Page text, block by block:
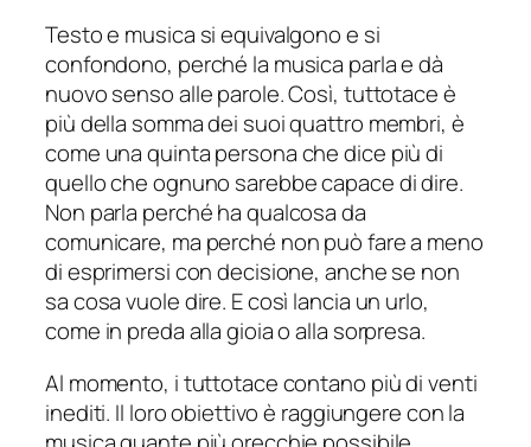
Testo e musica si equivalgono e si
confondono, perché la musica parla e dà
nuovo senso alle parole. Così, tuttotace è
più della somma dei suoi quattro membri, è
come una quinta persona che dice più di
quello che ognuno sarebbe capace di dire.
Non parla perché ha qualcosa da
comunicare, ma perché non può fare a meno
di esprimersi con decisione, anche se non
sa cosa vuole dire. E così lancia un urlo,
come in preda alla gioia o alla sorpresa.
Al momento, i tuttotace contano più di venti
inediti. Il loro obiettivo è raggiungere con la